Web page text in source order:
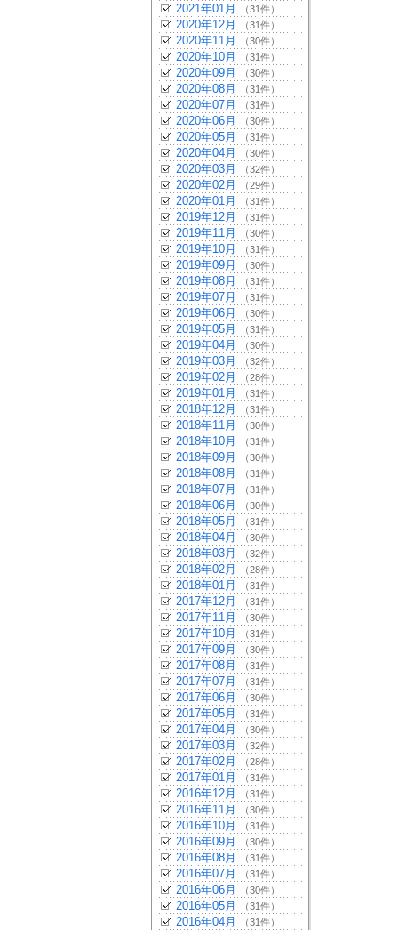
2021年01月 （31件）
2020年12月 （31件）
2020年11月 （30件）
2020年10月 （31件）
2020年09月 （30件）
2020年08月 （31件）
2020年07月 （31件）
2020年06月 （30件）
2020年05月 （31件）
2020年04月 （30件）
2020年03月 （32件）
2020年02月 （29件）
2020年01月 （31件）
2019年12月 （31件）
2019年11月 （30件）
2019年10月 （31件）
2019年09月 （30件）
2019年08月 （31件）
2019年07月 （31件）
2019年06月 （30件）
2019年05月 （31件）
2019年04月 （30件）
2019年03月 （32件）
2019年02月 （28件）
2019年01月 （31件）
2018年12月 （31件）
2018年11月 （30件）
2018年10月 （31件）
2018年09月 （30件）
2018年08月 （31件）
2018年07月 （31件）
2018年06月 （30件）
2018年05月 （31件）
2018年04月 （30件）
2018年03月 （32件）
2018年02月 （28件）
2018年01月 （31件）
2017年12月 （31件）
2017年11月 （30件）
2017年10月 （31件）
2017年09月 （30件）
2017年08月 （31件）
2017年07月 （31件）
2017年06月 （30件）
2017年05月 （31件）
2017年04月 （30件）
2017年03月 （32件）
2017年02月 （28件）
2017年01月 （31件）
2016年12月 （31件）
2016年11月 （30件）
2016年10月 （31件）
2016年09月 （30件）
2016年08月 （31件）
2016年07月 （31件）
2016年06月 （30件）
2016年05月 （31件）
2016年04月 （31件）